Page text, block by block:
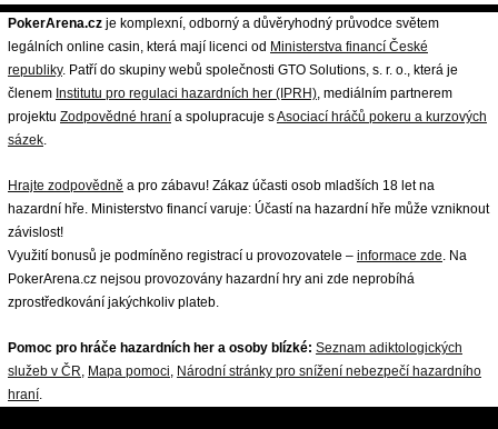
PokerArena.cz je komplexní, odborný a důvěryhodný průvodce světem
legálních online casin, která mají licenci od Ministerstva financí České
republiky. Patří do skupiny webů společnosti GTO Solutions, s. r. o., která je
členem Institutu pro regulaci hazardních her (IPRH), mediálním partnerem
projektu Zodpovědné hraní a spolupracuje sAsociací hráčů pokeru a kurzových
sázek.
Hrajte zodpovědně a pro zábavu! Zákaz účasti osob mladších 18 let na
hazardní hře. Ministerstvo financí varuje: Účastí na hazardní hře může vzniknout
závislost!
Využití bonusů je podmíněno registrací u provozovatele – informace zde. Na
PokerArena.cz nejsou provozovány hazardní hry ani zde neprobíhá
zprostředkování jakýchkoliv plateb.
Pomoc pro hráče hazardních her a osoby blízké: Seznam adiktologických
služeb v ČR, Mapa pomoci, Národní stránky pro snížení nebezpečí hazardního
hraní.